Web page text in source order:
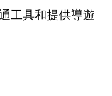
工具和提供導遊